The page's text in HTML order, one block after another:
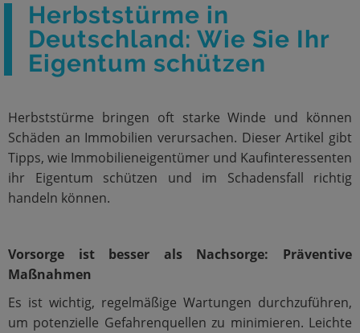
Herbststürme in
Deutschland: Wie Sie Ihr
Eigentum schützen
Herbststürme bringen oft starke Winde und können
Schäden an Immobilien verursachen. Dieser Artikel gibt
Tipps, wie Immobilieneigentümer und Kaufinteressenten
ihr Eigentum schützen und im Schadensfall richtig
handeln können.
Vorsorge ist besser als Nachsorge: Präventive
Maßnahmen
Es ist wichtig, regelmäßige Wartungen durchzuführen,
um potenzielle Gefahrenquellen zu minimieren. Leichte